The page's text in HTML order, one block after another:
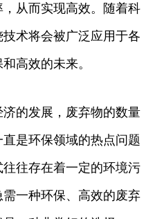
从而实现高效。随着科
术将会被广泛应用于各
高效的未来。
的发展，废弃物的数量
是环保领域的热点问题
往存在着一定的环境污
一种环保、高效的废弃